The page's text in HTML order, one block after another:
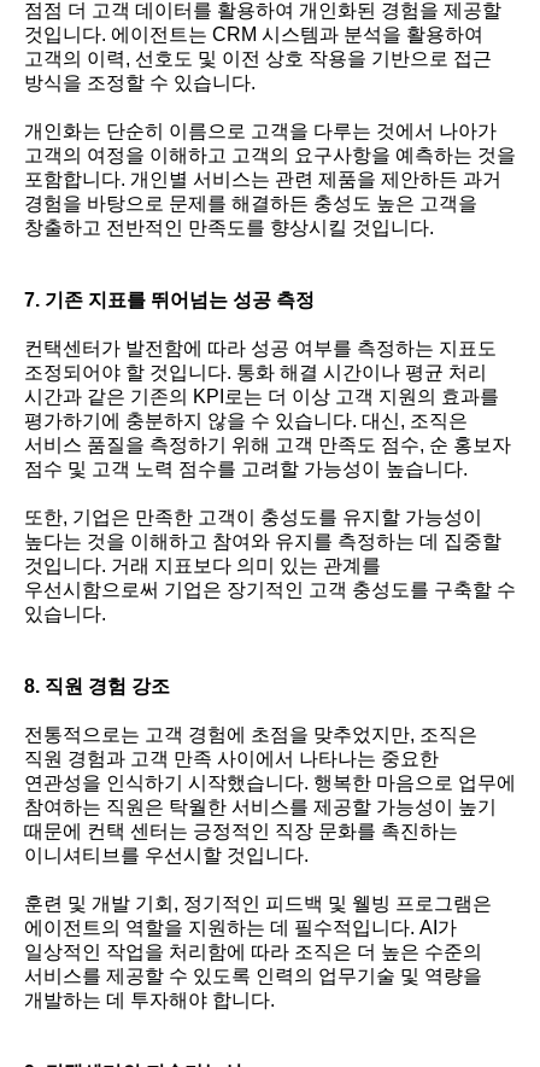
점점 더 고객 데이터를 활용하여 개인화된 경험을 제공할
것입니다. 에이전트는 CRM 시스템과 분석을 활용하여
고객의 이력, 선호도 및 이전 상호 작용을 기반으로 접근
방식을 조정할 수 있습니다.
개인화는 단순히 이름으로 고객을 다루는 것에서 나아가
고객의 여정을 이해하고 고객의 요구사항을 예측하는 것을
포함합니다. 개인별 서비스는 관련 제품을 제안하든 과거
경험을 바탕으로 문제를 해결하든 충성도 높은 고객을
창출하고 전반적인 만족도를 향상시킬 것입니다.
7. 기존 지표를 뛰어넘는 성공 측정
컨택센터가 발전함에 따라 성공 여부를 측정하는 지표도
조정되어야 할 것입니다. 통화 해결 시간이나 평균 처리
시간과 같은 기존의 KPI로는 더 이상 고객 지원의 효과를
평가하기에 충분하지 않을 수 있습니다. 대신, 조직은
서비스 품질을 측정하기 위해 고객 만족도 점수, 순 홍보자
점수 및 고객 노력 점수를 고려할 가능성이 높습니다.
또한, 기업은 만족한 고객이 충성도를 유지할 가능성이
높다는 것을 이해하고 참여와 유지를 측정하는 데 집중할
것입니다. 거래 지표보다 의미 있는 관계를
우선시함으로써 기업은 장기적인 고객 충성도를 구축할 수
있습니다.
8. 직원 경험 강조
전통적으로는 고객 경험에 초점을 맞추었지만, 조직은
직원 경험과 고객 만족 사이에서 나타나는 중요한
연관성을 인식하기 시작했습니다. 행복한 마음으로 업무에
참여하는 직원은 탁월한 서비스를 제공할 가능성이 높기
때문에 컨택 센터는 긍정적인 직장 문화를 촉진하는
이니셔티브를 우선시할 것입니다.
훈련 및 개발 기회, 정기적인 피드백 및 웰빙 프로그램은
에이전트의 역할을 지원하는 데 필수적입니다. AI가
일상적인 작업을 처리함에 따라 조직은 더 높은 수준의
서비스를 제공할 수 있도록 인력의 업무기술 및 역량을
개발하는 데 투자해야 합니다.